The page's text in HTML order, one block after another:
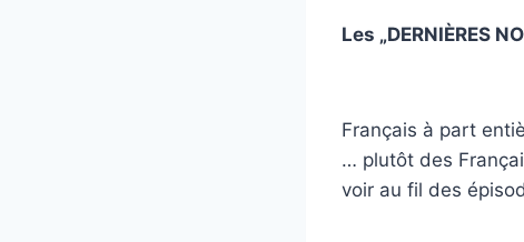
Les „DERNIÈRES
Français à part
… plutôt des
voir au fil des